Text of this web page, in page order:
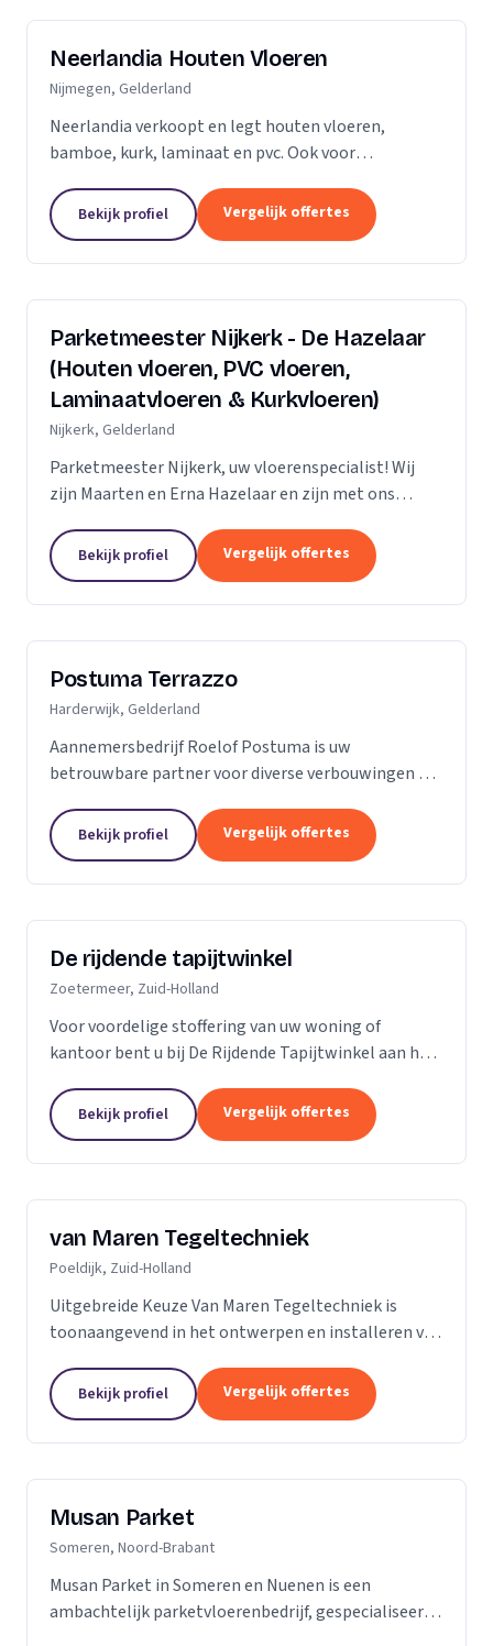
Neerlandia Houten Vloeren
Nijmegen, Gelderland
Neerlandia verkoopt en legt houten vloeren,
bamboe, kurk, laminaat en pvc. Ook voor
kunt u bij ons terecht! Neerlandia is een
familiebedrijf in Nijmegen...
Bekijk profiel Vergelijk offertes
Parketmeester Nijkerk - De Hazelaar
(Houten vloeren, PVC vloeren,
Laminaatvloeren & Kurkvloeren)
Nijkerk, Gelderland
Parketmeester Nijkerk, uw vloerenspecialist! Wij
zijn Maarten en Erna Hazelaar en zijn met ons
aangesloten, omdat deze organisatie staat voor
zelfstandige...
Bekijk profiel Vergelijk offertes
Postuma Terrazzo
Harderwijk, Gelderland
Aannemersbedrijf Roelof Postuma is uw
betrouwbare partner voor diverse verbouwingen en
om het verbouwen van badkamers, het plaatsen van
dakkapellen,...
Bekijk profiel Vergelijk offertes
De rijdende tapijtwinkel
Zoetermeer, Zuid-Holland
Voor voordelige stoffering van uw woning of
kantoor bent u bij De Rijdende Tapijtwinkel aan het
thuis met ons uitgebreide 'up to date' collectie...
Bekijk profiel Vergelijk offertes
van Maren Tegeltechniek
Poeldijk, Zuid-Holland
Uitgebreide Keuze Van Maren Tegeltechniek is
toonaangevend in het ontwerpen en installeren van
een aantrekkelijke prijs. Bij ons treft u een...
Bekijk profiel Vergelijk offertes
Musan Parket
Someren, Noord-Brabant
Musan Parket in Someren en Nuenen is een
ambachtelijk parketvloerenbedrijf, gespecialiseerd